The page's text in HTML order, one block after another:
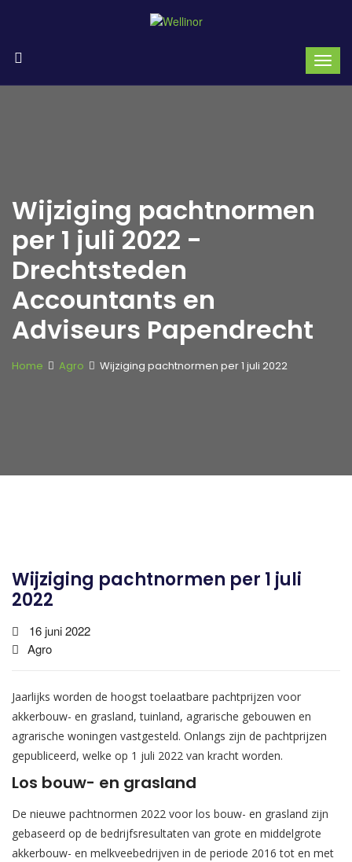
Wijziging pachtnormen
per 1 juli 2022 -
Drechtsteden
Accountants en
Adviseurs Papendrecht
Home Agro Wijziging pachtnormen per 1 juli 2022
Wijziging pachtnormen per 1 juli
2022
16 juni 2022
Agro
Jaarlijks worden de hoogst toelaatbare pachtprijzen voor
akkerbouw- en grasland, tuinland, agrarische gebouwen en
agrarische woningen vastgesteld. Onlangs zijn de pachtprijzen
gepubliceerd, welke op 1 juli 2022 van kracht worden.
Los bouw- en grasland
De nieuwe pachtnormen 2022 voor los bouw- en grasland zijn
gebaseerd op de bedrijfsresultaten van grote en middelgrote
akkerbouw- en melkveebedrijven in de periode 2016 tot en met